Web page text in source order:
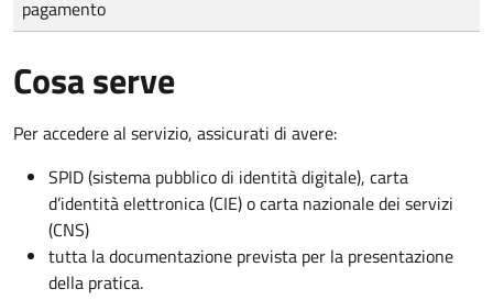
pagamento
Cosa serve
Per accedere al servizio, assicurati di avere:
SPID (sistema pubblico di identità digitale), carta
d’identità elettronica (CIE) o carta nazionale dei servizi
(CNS)
tutta la documentazione prevista per la presentazione
della pratica.